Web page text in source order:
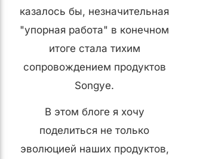
казалось бы, незначительная
"упорная работа" в конечном
итоге стала тихим
сопровождением продуктов
Songye.
В этом блоге я хочу
поделиться не только
эволюцией наших продуктов,